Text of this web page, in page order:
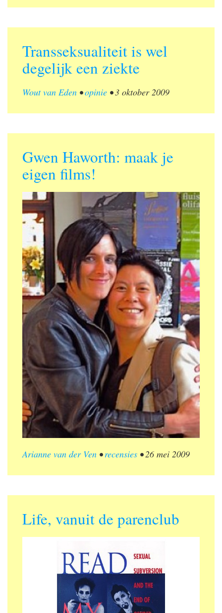
Transseksualiteit is wel
degelijk een ziekte
Wout van Eden •opinie •3 oktober 2009
Gwen Haworth: maak je
eigen films!
Arianne van der Ven •recensies •26 mei 2009
Life, vanuit de parenclub